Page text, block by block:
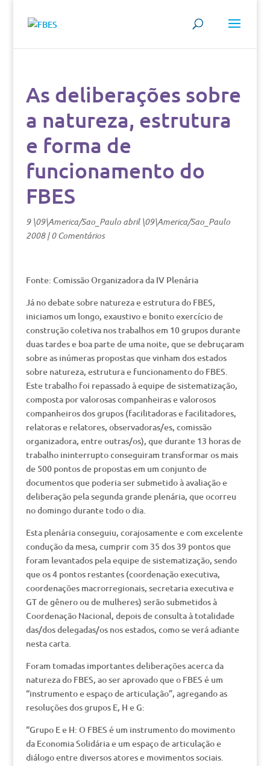
As deliberações sobre
a natureza, estrutura
e forma de
funcionamento do
FBES
9 \09\America/Sao_Paulo abril \09\America/Sao_Paulo
2008|0 Comentários
Fonte: Comissão Organizadora da IV Plenária
Já no debate sobre natureza e estrutura do FBES,
iniciamos um longo, exaustivo e bonito exercício de
construção coletiva nos trabalhos em 10 grupos durante
duas tardes e boa parte de uma noite, que se debruçaram
sobre as inúmeras propostas que vinham dos estados
sobre natureza, estrutura e funcionamento do FBES.
Este trabalho foi repassado à equipe de sistematização,
composta por valorosas companheiras e valorosos
companheiros dos grupos (facilitadoras e facilitadores,
relatoras e relatores, observadoras/es, comissão
organizadora, entre outras/os), que durante 13 horas de
trabalho ininterrupto conseguiram transformar os mais
de 500 pontos de propostas em um conjunto de
documentos que poderia ser submetido à avaliação e
deliberação pela segunda grande plenária, que ocorreu
no domingo durante todo o dia.
Esta plenária conseguiu, corajosamente e com excelente
condução da mesa, cumprir com 35 dos 39 pontos que
foram levantados pela equipe de sistematização, sendo
que os 4 pontos restantes (coordenação executiva,
coordenações macrorregionais, secretaria executiva e
GT de gênero ou de mulheres) serão submetidos à
Coordenação Nacional, depois de consulta à totalidade
das/dos delegadas/os nos estados, como se verá adiante
nesta carta.
Foram tomadas importantes deliberações acerca da
natureza do FBES, ao ser aprovado que o FBES é um
“instrumento e espaço de articulação”, agregando as
resoluções dos grupos E, H e G:
“Grupo E e H: O FBES é um instrumento do movimento
da Economia Solidária e um espaço de articulação e
diálogo entre diversos atores e movimentos sociais.